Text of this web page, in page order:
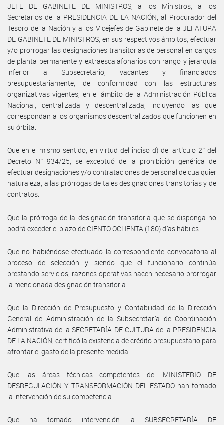
JEFE DE GABINETE DE MINISTROS, a los Ministros, a los
Secretarios de la PRESIDENCIA DE LA NACIÓN, al Procurador del
Tesoro de la Nación y a los Vicejefes de Gabinete de la JEFATURA
DE GABINETE DE MINISTROS, en sus respectivos ámbitos, efectuar
y/o prorrogar las designaciones transitorias de personal en cargos
de planta permanente y extraescalafonarios con rango y jerarquía
inferior a Subsecretario, vacantes y financiados
presupuestariamente, de conformidad con las estructuras
organizativas vigentes, en el ámbito de la Administración Pública
Nacional, centralizada y descentralizada, incluyendo las que
correspondan a los organismos descentralizados que funcionen en
su órbita.
Que en el mismo sentido, en virtud del inciso d) del artículo 2° del
Decreto N° 934/25, se exceptuó de la prohibición genérica de
efectuar designaciones y/o contrataciones de personal de cualquier
naturaleza, a las prórrogas de tales designaciones transitorias y de
contratos.
Que la prórroga de la designación transitoria que se disponga no
podrá exceder el plazo de CIENTO OCHENTA (180) días hábiles.
Que no habiéndose efectuado la correspondiente convocatoria al
proceso de selección y siendo que el funcionario continúa
prestando servicios, razones operativas hacen necesario prorrogar
la mencionada designación transitoria.
Que la Dirección de Presupuesto y Contabilidad de la Dirección
General de Administración de la Subsecretaría de Coordinación
Administrativa de la SECRETARÍA DE CULTURA de la PRESIDENCIA
DE LA NACIÓN, certificó la existencia de crédito presupuestario para
afrontar el gasto de la presente medida.
Que las áreas técnicas competentes del MINISTERIO DE
DESREGULACIÓN Y TRANSFORMACIÓN DEL ESTADO han tomado
la intervención de su competencia.
Que ha tomado intervención la SUBSECRETARÍA DE